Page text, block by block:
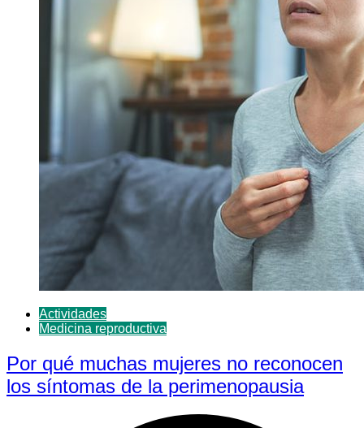
Actividades
Medicina reproductiva
Por qué muchas mujeres no reconocen
los síntomas de la perimenopausia